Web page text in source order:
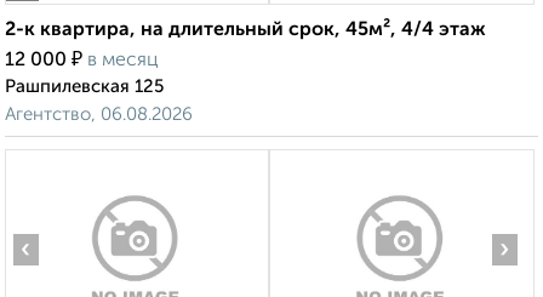
2-к квартира, на длительный срок, 45м², 4/4 этаж
12 000 ₽ в месяц
Рашпилевская 125
Агентство, 06.08.2026
‹ ›